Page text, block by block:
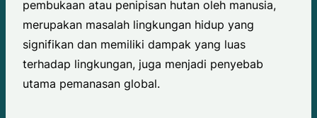
pembukaan atau penipisan hutan oleh manusia,
merupakan masalah lingkungan hidup yang
signifikan dan memiliki dampak yang luas
terhadap lingkungan, juga menjadi penyebab
utama pemanasan global.